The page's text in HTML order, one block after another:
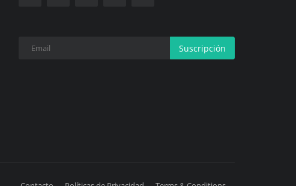
Suscripción